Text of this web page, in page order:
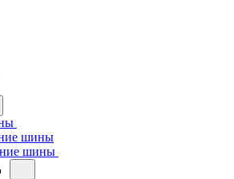
шины
шины